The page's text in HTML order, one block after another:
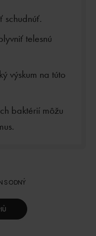
schudnúť.
telesnú
výskum na túto
baktérií môžu
SODNÝ